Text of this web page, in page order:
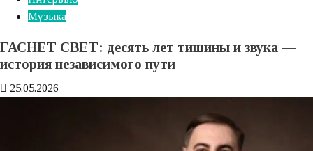
Музыка
ГАСНЕТ СВЕТ: десять лет тишины и звука —
история независимого пути
25.05.2026